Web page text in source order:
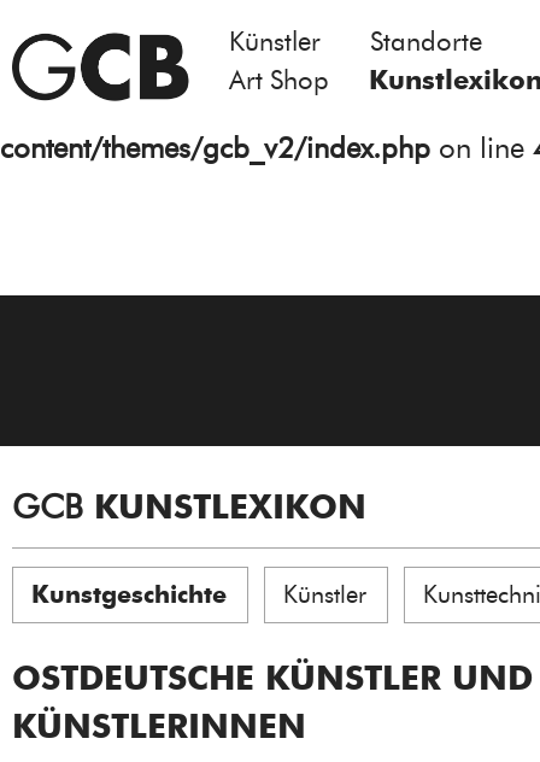
Notice: Undefined variable: atts in
/homepages/21/d13550920/htdocs/
content/themes/gcb_v2/index.php on line
Künstler
Standorte
Art Shop
GCB KUNSTLEXIKON
Kunstgeschichte Künstler
OSTDEUTSCHE KÜNSTLER UND
KÜNSTLERINNEN